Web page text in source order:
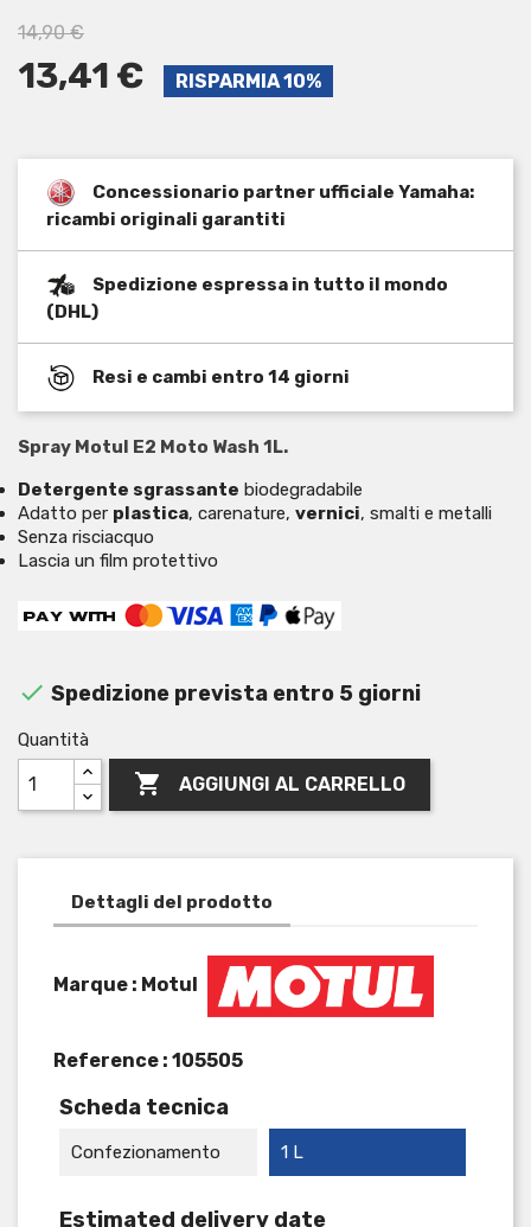
14,90 €
13,41 € RISPARMIA 10%
Concessionario partner ufficiale Yamaha:
ricambi originali garantiti
Spedizione espressa in tutto il mondo
(DHL)
Resi e cambi entro 14 giorni
Spray Motul E2 Moto Wash 1L.
Detergente sgrassante biodegradabile
Adatto per plastica, carenature, vernici, smalti e metalli
Senza risciacquo
Lascia un film protettivo
 Spedizione prevista entro 5 giorni
Quantità
 AGGIUNGI AL CARRELLO
Dettagli del prodotto
Marque : Motul
Reference : 105505
Scheda tecnica
Confezionamento 1 L
Estimated delivery date